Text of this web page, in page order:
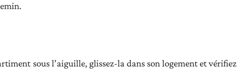
sous l’aiguille, glissez-la dans son logement et vérifiez